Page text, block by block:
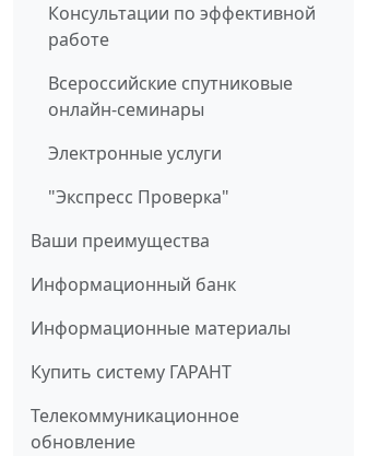
Консультации по эффективной
работе
Всероссийские спутниковые
онлайн-семинары
Электронные услуги
"Экспресс Проверка"
Ваши преимущества
Информационный банк
Информационные материалы
Купить систему ГАРАНТ
Телекоммуникационное
обновление